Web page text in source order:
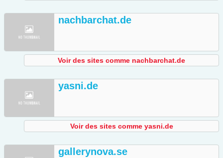
nachbarchat.de
Voir des sites comme nachbarchat.de
yasni.de
Voir des sites comme yasni.de
gallerynova.se